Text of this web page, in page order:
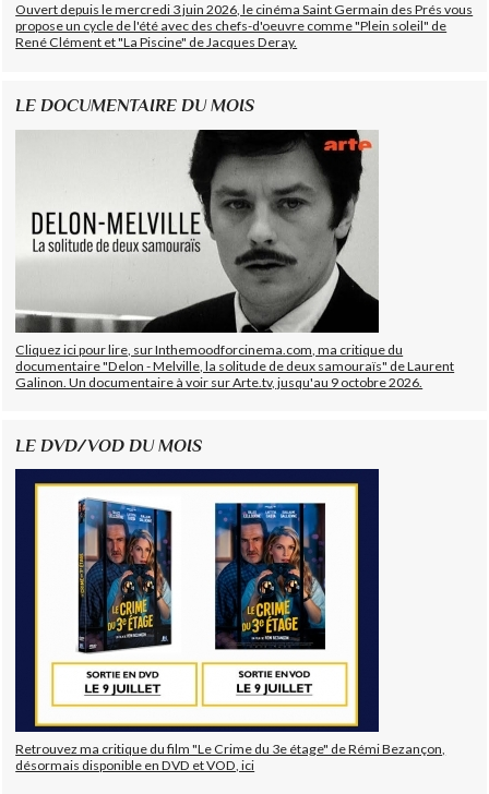
Ouvert depuis le mercredi 3 juin 2026, le cinéma Saint Germain des Prés vous
propose un cycle de l'été avec des chefs-d'oeuvre comme "Plein soleil" de
René Clément et "La Piscine" de Jacques Deray.
LE DOCUMENTAIRE DU MOIS
Cliquez ici pour lire, sur Inthemoodforcinema.com, ma critique du
documentaire "Delon - Melville, la solitude de deux samouraïs" de Laurent
Galinon. Un documentaire à voir sur Arte.tv, jusqu'au 9 octobre 2026.
LE DVD/VOD DU MOIS
Retrouvez ma critique du film "Le Crime du 3e étage" de Rémi Bezançon,
désormais disponible en DVD et VOD, ici